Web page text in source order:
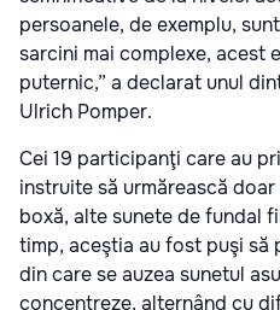
persoanele, de exemplu,
sarcini mai complexe, acest
puternic,” a declarat unul
Ulrich Pomper.
Cei 19 participanţi care au
instruite să urmărească
boxă, alte sunete de fundal
timp, aceştia au fost puşi
din care se auzea sunetul
concentreze, alternând cu